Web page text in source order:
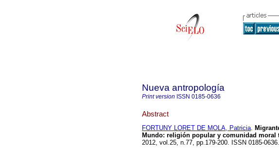
Nueva antropología
Print version ISSN 0185-0636
Abstract
FORTUNY LORET DE MOLA, Patricia.
Mundo: religión popular y comunidad moral
2012, vol.25, n.77, pp.179-200. ISSN 0185-0636.